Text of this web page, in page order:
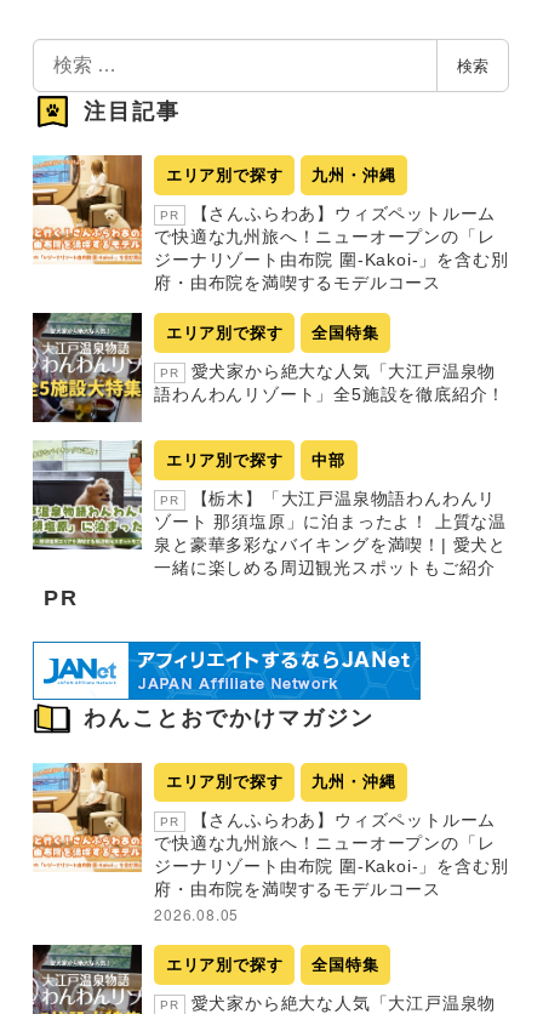
索
検索
注目記事
エリア別で探す 九州・沖縄
PR
【さんふらわあ】ウィズペットルーム
で快適な九州旅へ！ニューオープンの「レ
ジーナリゾート由布院 圍-Kakoi-」を含む別
府・由布院を満喫するモデルコース
エリア別で探す 全国特集
PR
愛犬家から絶大な人気「大江戸温泉物
語わんわんリゾート」全5施設を徹底紹介！
エリア別で探す 中部
PR
【栃木】「大江戸温泉物語わんわんリ
ゾート 那須塩原」に泊まったよ！ 上質な温
泉と豪華多彩なバイキングを満喫！| 愛犬と
一緒に楽しめる周辺観光スポットもご紹介
PR
わんことおでかけマガジン
エリア別で探す 九州・沖縄
PR
【さんふらわあ】ウィズペットルーム
で快適な九州旅へ！ニューオープンの「レ
ジーナリゾート由布院 圍-Kakoi-」を含む別
府・由布院を満喫するモデルコース
2026.08.05
エリア別で探す 全国特集
PR 愛犬家から絶大な人気「大江戸温泉物